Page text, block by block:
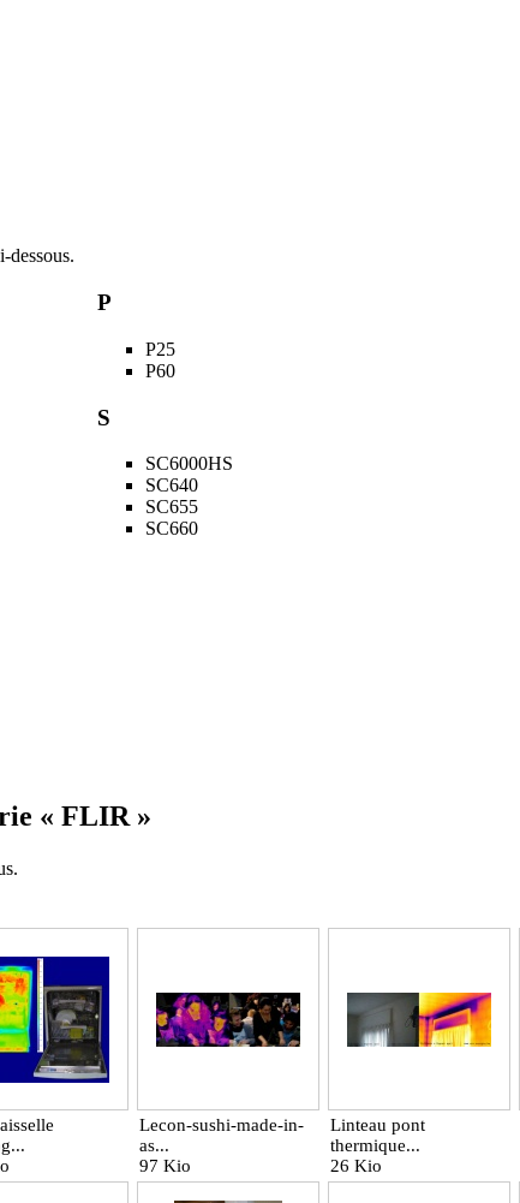
dessous.
P
P25
P60
S
SC6000HS
SC640
SC655
SC660
« FLIR »
Lecon-sushi-made-in-
as...
97 Kio
Linteau pont
thermique...
26 Kio